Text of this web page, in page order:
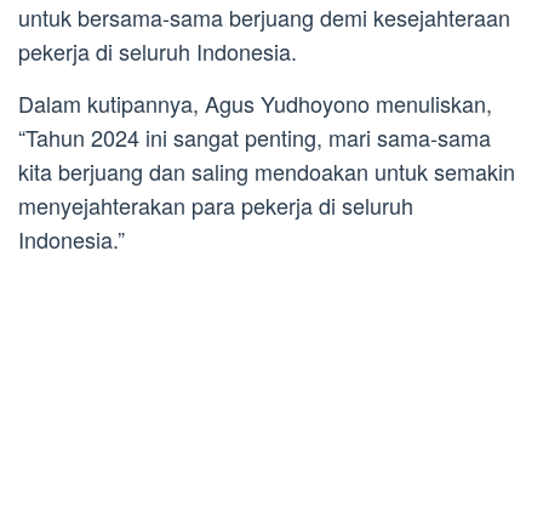
untuk bersama-sama berjuang demi kesejahteraan
pekerja di seluruh Indonesia.
Dalam kutipannya, Agus Yudhoyono menuliskan,
“Tahun 2024 ini sangat penting, mari sama-sama
kita berjuang dan saling mendoakan untuk semakin
menyejahterakan para pekerja di seluruh
Indonesia.”